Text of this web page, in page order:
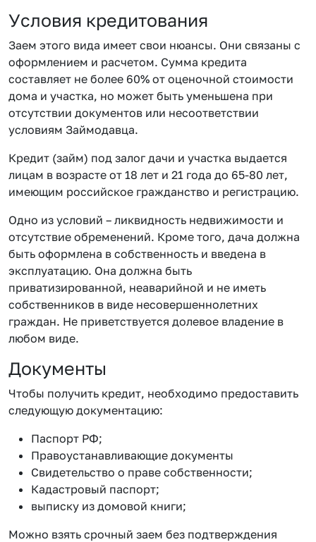
Условия кредитования
Заем этого вида имеет свои нюансы. Они связаны с
оформлением и расчетом. Сумма кредита
составляет не более 60% от оценочной стоимости
дома и участка, но может быть уменьшена при
отсутствии документов или несоответствии
условиям Займодавца.
Кредит (займ) под залог дачи и участка выдается
лицам в возрасте от 18 лет и 21 года до 65-80 лет,
имеющим российское гражданство и регистрацию.
Одно из условий – ликвидность недвижимости и
отсутствие обременений. Кроме того, дача должна
быть оформлена в собственность и введена в
эксплуатацию. Она должна быть
приватизированной, неаварийной и не иметь
собственников в виде несовершеннолетних
граждан. Не приветствуется долевое владение в
любом виде.
Документы
Чтобы получить кредит, необходимо предоставить
следующую документацию:
Паспорт РФ;
Правоустанавливающие документы
Свидетельство о праве собственности;
Кадастровый паспорт;
выписку из домовой книги;
Можно взять срочный заем без подтверждения